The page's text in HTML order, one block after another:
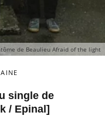
de Beaulieu Afraid of the light
single de
/ Epinal]